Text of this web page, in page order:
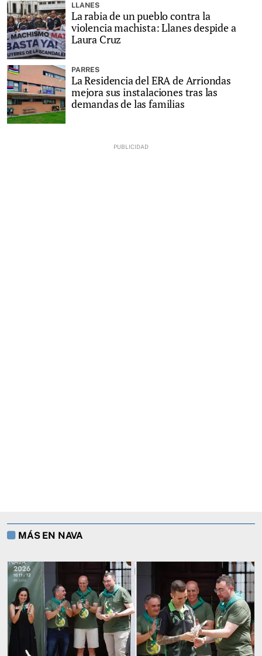
LLANES
La rabia de un pueblo contra la
violencia machista: Llanes despide a
Laura Cruz
PARRES
La Residencia del ERA de Arriondas
mejora sus instalaciones tras las
demandas de las familias
MÁS EN NAVA